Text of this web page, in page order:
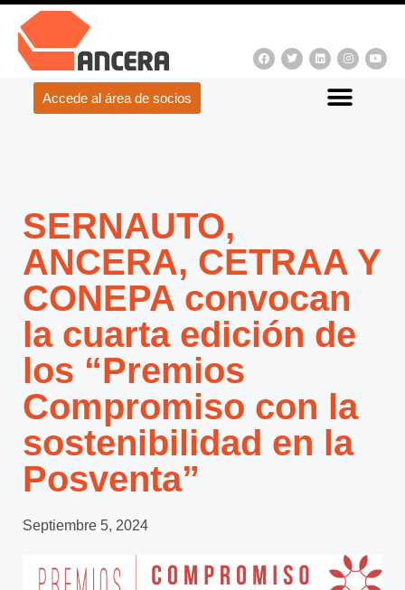
Accede al área de socios
SERNAUTO,
ANCERA, CETRAA Y
CONEPA convocan
la cuarta edición de
los “Premios
Compromiso con la
sostenibilidad en la
Posventa”
Septiembre 5, 2024